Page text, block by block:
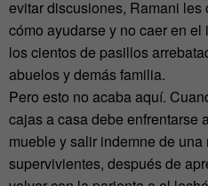
evitar discusiones, Ramani les
cómo ayudarse y no caer en
los cientos de pasillos
abuelos y demás familia.
Pero esto no acaba aquí.
cajas a casa debe enfrentarse
mueble y salir indemne de
supervivientes, después de